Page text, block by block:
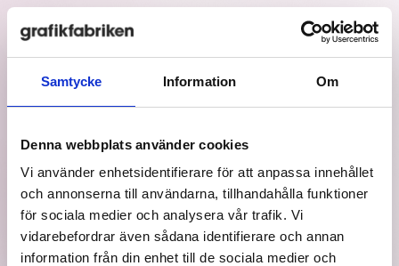
Samtycke Information Om
Denna webbplats använder cookies
Vi använder enhetsidentifierare för att anpassa innehållet
och annonserna till användarna, tillhandahålla funktioner
för sociala medier och analysera vår trafik. Vi
vidarebefordrar även sådana identifierare och annan
information från din enhet till de sociala medier och
Huvudmeny
KUNDCASE
ZOOGARNER
En modern webbshop för djurprylar